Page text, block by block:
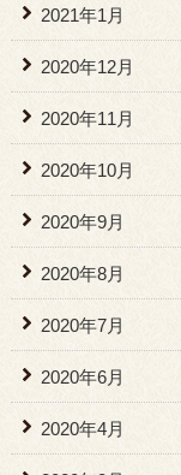
2021年1月
2020年12月
2020年11月
2020年10月
2020年9月
2020年8月
2020年7月
2020年6月
2020年4月